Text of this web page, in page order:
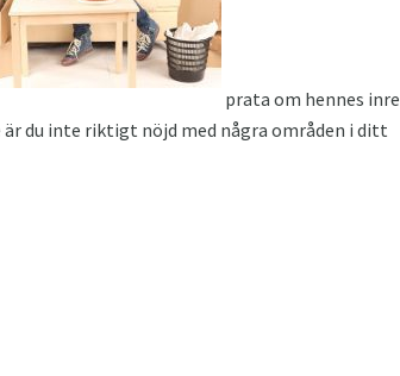
prata om hennes inre
du inte riktigt nöjd med några områden i ditt